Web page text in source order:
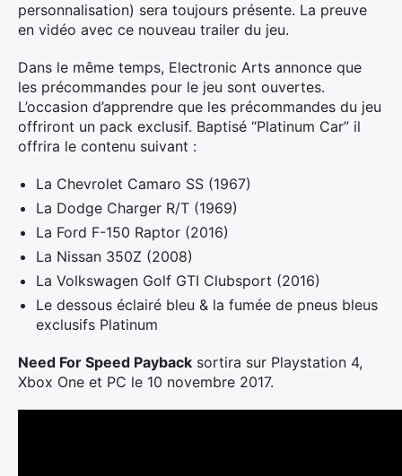
personnalisation) sera toujours présente. La preuve
en vidéo avec ce nouveau trailer du jeu.
Dans le même temps, Electronic Arts annonce que
les précommandes pour le jeu sont ouvertes.
L’occasion d’apprendre que les précommandes du jeu
offriront un pack exclusif. Baptisé “Platinum Car” il
offrira le contenu suivant :
La Chevrolet Camaro SS (1967)
La Dodge Charger R/T (1969)
La Ford F-150 Raptor (2016)
La Nissan 350Z (2008)
La Volkswagen Golf GTI Clubsport (2016)
Le dessous éclairé bleu & la fumée de pneus bleus
exclusifs Platinum
Need For Speed Payback sortira sur Playstation 4,
Xbox One et PC le 10 novembre 2017.